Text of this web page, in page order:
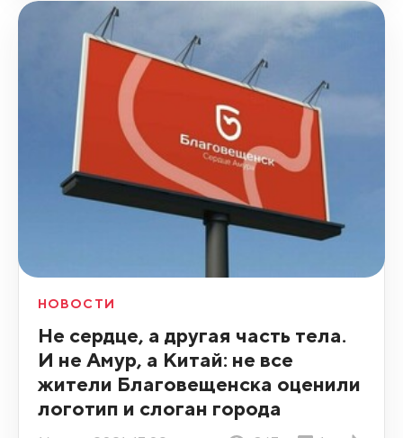
НОВОСТИ
Не сердце, а другая часть тела.
И не Амур, а Китай: не все
жители Благовещенска оценили
логотип и слоган города